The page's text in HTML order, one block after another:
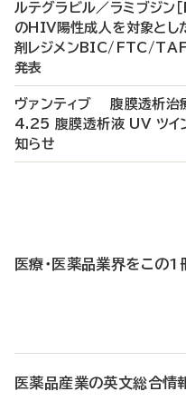
ルテグラビル／ラミブジン
のHIV陽性成人を対象とし
剤レジメンBIC/FTC/TAF
発表
ヴァンティブ 腹膜透析治
4.25 腹膜透析液 UV ツイ
知らせ
医療・医薬品業界をこの1
医薬品産業の英文総合情